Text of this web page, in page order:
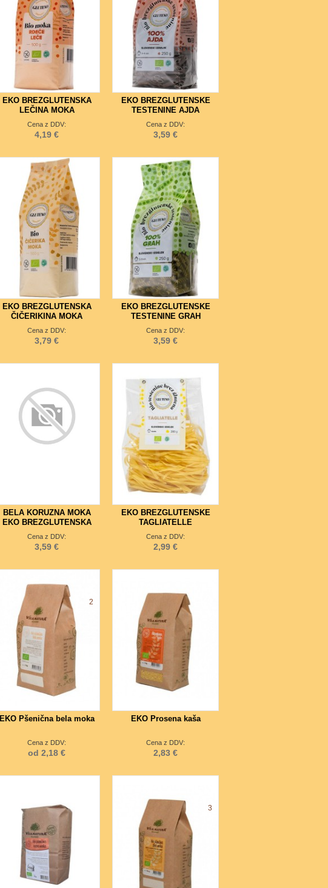
EKO BREZGLUTENSKA
LEČINA MOKA
Cena z DDV:
4,19 €
EKO BREZGLUTENSKE
TESTENINE AJDA
Cena z DDV:
3,59 €
EKO BREZGLUTENSKA
ČIČERIKINA MOKA
Cena z DDV:
3,79 €
EKO BREZGLUTENSKE
TESTENINE GRAH
Cena z DDV:
3,59 €
BELA KORUZNA MOKA
EKO BREZGLUTENSKA
Cena z DDV:
3,59 €
EKO BREZGLUTENSKE
TAGLIATELLE
Cena z DDV:
2,99 €
2
EKO Pšenična bela moka
Cena z DDV:
od 2,18 €
EKO Prosena kaša
Cena z DDV:
2,83 €
3